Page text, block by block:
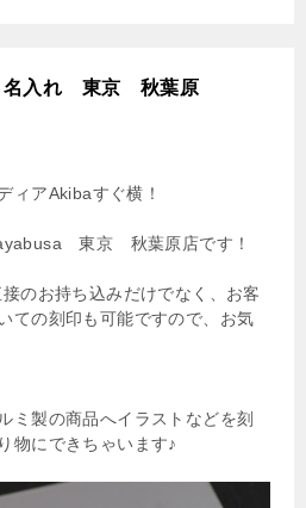
名入れ 東京 秋葉原
ィアAkibaすぐ横！
東京 秋葉原店です！
のお持ち込みだけでなく、お客
ての刻印も可能ですので、お気
ミ製の商品へイラストなどを刻
物にできちゃいます♪